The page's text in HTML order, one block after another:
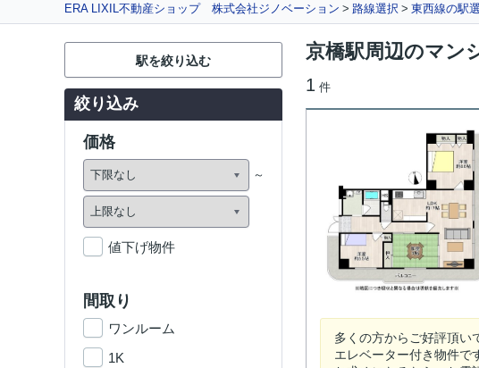
ERA LIXIL不動産ショップ 株式会社ジノベーション 路線選択 東西線の駅
京橋駅周辺のマン
1 件
多くの方からご好評頂い
エレベーター付き物件で
駅を絞り込む
絞り込み
価格
値下げ物件
間取り
ワンルーム
1K